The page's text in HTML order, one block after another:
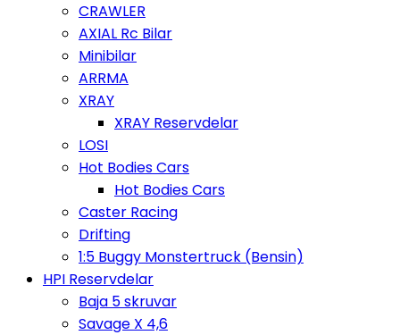
CRAWLER
AXIAL Rc Bilar
Minibilar
ARRMA
XRAY
XRAY Reservdelar
LOSI
Hot Bodies Cars
Hot Bodies Cars
Caster Racing
Drifting
1:5 Buggy Monstertruck (Bensin)
HPI Reservdelar
Baja 5 skruvar
Savage X 4,6